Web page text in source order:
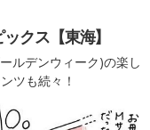
クス【東海】
ルデンウィーク)の楽し
ツも続々！